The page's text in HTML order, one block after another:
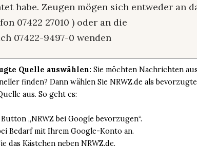
habe. Zeugen mögen sich entweder an
07422 27010 ) oder an die
07422-9497-0 wenden
Quelle auswählen: Sie möchten Nachrichten aus
finden? Dann wählen Sie NRWZ.de als bevorzugte
aus. So geht es:
„NRWZ bei Google bevorzugen“.
Bedarf mit Ihrem Google-Konto an.
das Kästchen neben NRWZ.de.